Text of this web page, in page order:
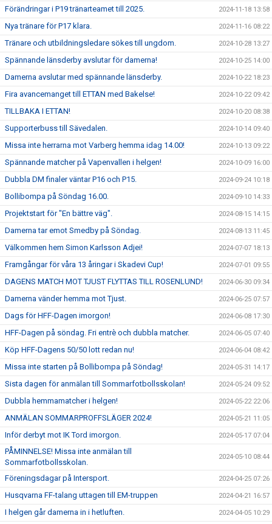
Förändringar i P19 tränarteamet till 2025. 2024-11-18 13:58
Nya tränare för P17 klara. 2024-11-16 08:22
Tränare och utbildningsledare sökes till ungdom. 2024-10-28 13:27
Spännande länsderby avslutar för damerna! 2024-10-25 14:00
Damerna avslutar med spännande länsderby. 2024-10-22 18:23
Fira avancemanget till ETTAN med Bakelse! 2024-10-22 09:42
TILLBAKA I ETTAN! 2024-10-20 08:38
Supporterbuss till Sävedalen. 2024-10-14 09:40
Missa inte herrarna mot Varberg hemma idag 14.00! 2024-10-13 09:22
Spännande matcher på Vapenvallen i helgen! 2024-10-09 16:00
Dubbla DM finaler väntar P16 och P15. 2024-09-24 10:18
Bollibompa på Söndag 16.00. 2024-09-10 14:33
Projektstart för "En bättre väg". 2024-08-15 14:15
Damerna tar emot Smedby på Söndag. 2024-08-13 11:45
Välkommen hem Simon Karlsson Adjei! 2024-07-07 18:13
Framgångar för våra 13 åringar i Skadevi Cup! 2024-07-01 09:55
DAGENS MATCH MOT TJUST FLYTTAS TILL ROSENLUND! 2024-06-30 09:34
Damerna vänder hemma mot Tjust. 2024-06-25 07:57
Dags för HFF-Dagen imorgon! 2024-06-08 17:30
HFF-Dagen på söndag. Fri entrè och dubbla matcher. 2024-06-05 07:40
Köp HFF-Dagens 50/50 lott redan nu! 2024-06-04 08:42
Missa inte starten på Bollibompa på Söndag! 2024-05-31 14:17
Sista dagen för anmälan till Sommarfotbollsskolan! 2024-05-24 09:52
Dubbla hemmamatcher i helgen! 2024-05-22 22:06
ANMÄLAN SOMMARPROFFSLÄGER 2024! 2024-05-21 11:05
Inför derbyt mot IK Tord imorgon. 2024-05-17 07:04
PÅMINNELSE! Missa inte anmälan till
Sommarfotbollsskolan.
2024-05-10 08:44
Föreningsdagar på Intersport. 2024-04-25 07:26
Husqvarna FF-talang uttagen till EM-truppen 2024-04-21 16:57
I helgen går damerna in i hetluften. 2024-04-05 10:29